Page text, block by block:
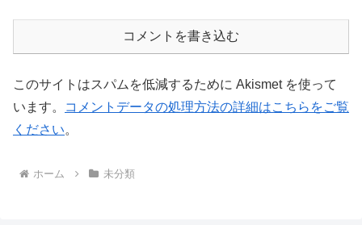
コメントを書き込む
このサイトはスパムを低減するために Akismet を使って
います。
コメントデータの処理方法の詳細はこちらをご覧
ください。
ホーム 未分類